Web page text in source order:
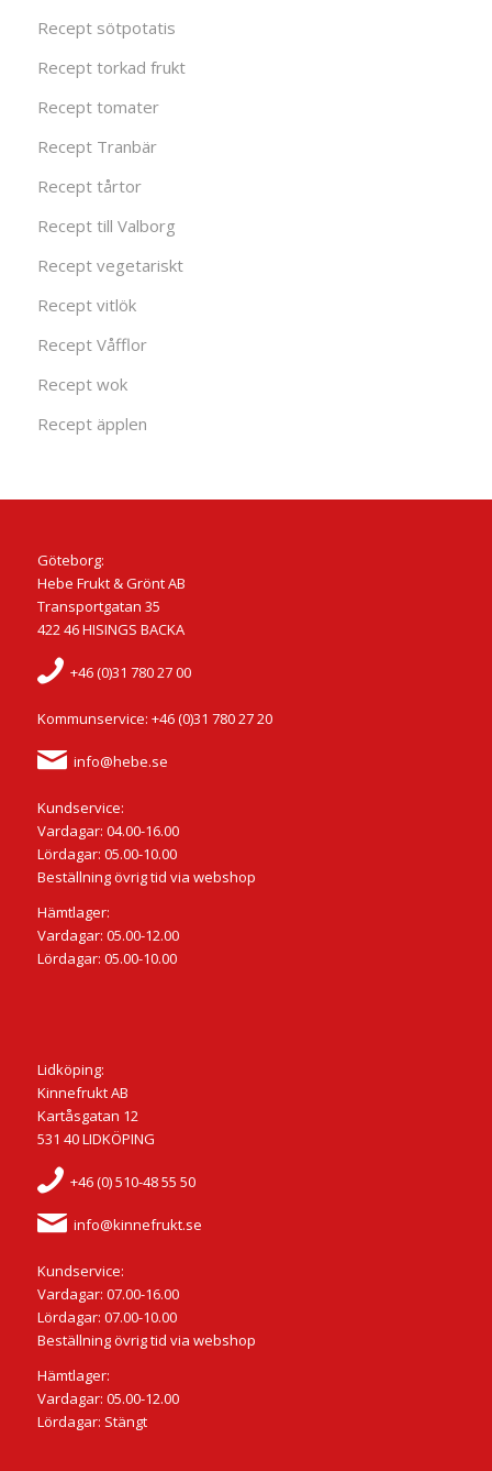
Recept sötpotatis
Recept torkad frukt
Recept tomater
Recept Tranbär
Recept tårtor
Recept till Valborg
Recept vegetariskt
Recept vitlök
Recept Våfflor
Recept wok
Recept äpplen
Göteborg:
Hebe Frukt & Grönt AB
Transportgatan 35
422 46 HISINGS BACKA
+46 (0)31 780 27 00
Kommunservice: +46 (0)31 780 27 20
info@hebe.se
Kundservice:
Vardagar: 04.00-16.00
Lördagar: 05.00-10.00
Beställning övrig tid via webshop
Hämtlager:
Vardagar: 05.00-12.00
Lördagar: 05.00-10.00
Lidköping:
Kinnefrukt AB
Kartåsgatan 12
531 40 LIDKÖPING
+46 (0) 510-48 55 50
info@kinnefrukt.se
Kundservice:
Vardagar: 07.00-16.00
Lördagar: 07.00-10.00
Beställning övrig tid via webshop
Hämtlager:
Vardagar: 05.00-12.00
Lördagar: Stängt